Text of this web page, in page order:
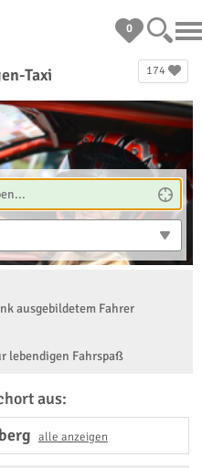
0
174
Taxi
ausgebildetem Fahrer
lebendigen Fahrspaß
aus:
alle anzeigen